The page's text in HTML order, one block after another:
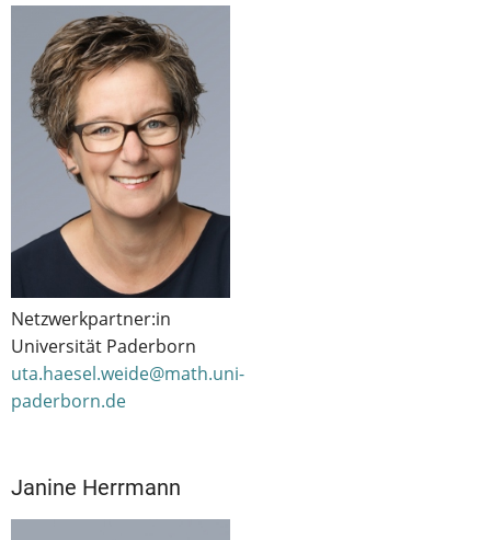
Netzwerkpartner:in
Universität Paderborn
uta.haesel.weide@math.uni-
paderborn.de
Janine Herrmann